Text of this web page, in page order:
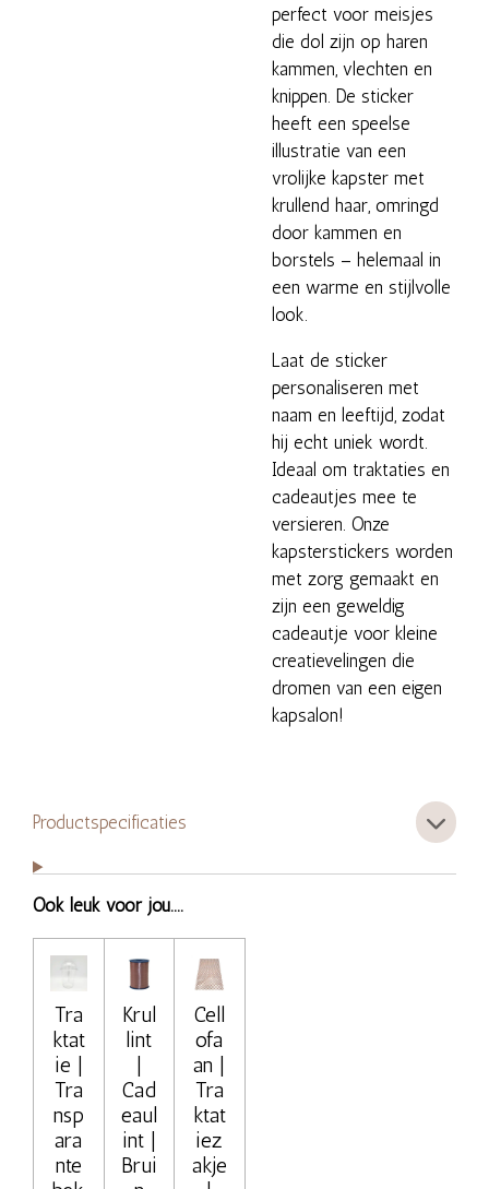
perfect voor meisjes
die dol zijn op haren
kammen, vlechten en
knippen. De sticker
heeft een speelse
illustratie van een
vrolijke kapster met
krullend haar, omringd
door kammen en
borstels – helemaal in
een warme en stijlvolle
look.
Laat de sticker
personaliseren met
naam en leeftijd, zodat
hij echt uniek wordt.
Ideaal om traktaties en
cadeautjes mee te
versieren. Onze
kapsterstickers worden
met zorg gemaakt en
zijn een geweldig
cadeautje voor kleine
creatievelingen die
dromen van een eigen
kapsalon!
Productspecificaties
Ook leuk voor jou....
Tra
ktat
ie |
Tra
nsp
ara
nte
Krul
lint
Cad
eaul
int |
Brui
Cell
ofa
an |
Tra
ktat
iez
akje